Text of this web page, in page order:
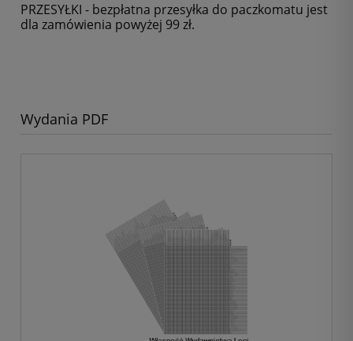
PRZESYŁKI - bezpłatna przesyłka do paczkomatu jest
dla zamówienia powyżej 99 zł.
Wydania PDF